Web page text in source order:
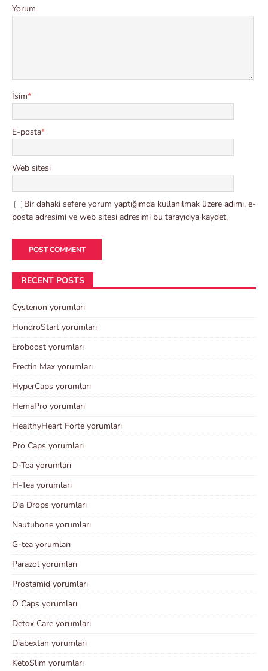
Yorum
İsim*
E-posta*
Web sitesi
Bir dahaki sefere yorum yaptığımda kullanılmak üzere adımı, e-
posta adresimi ve web sitesi adresimi bu tarayıcıya kaydet.
RECENT POSTS
Cystenon yorumları
HondroStart yorumları
Eroboost yorumları
Erectin Max yorumları
HyperCaps yorumları
HemaPro yorumları
HealthyHeart Forte yorumları
Pro Caps yorumları
D-Tea yorumları
H-Tea yorumları
Dia Drops yorumları
Nautubone yorumları
G-tea yorumları
Parazol yorumları
Prostamid yorumları
O Caps yorumları
Detox Care yorumları
Diabextan yorumları
KetoSlim yorumları